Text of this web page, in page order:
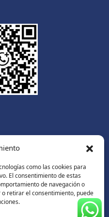
como las cookies para
El consentimiento de estas
de navegación o
retirar el consentimiento, puede